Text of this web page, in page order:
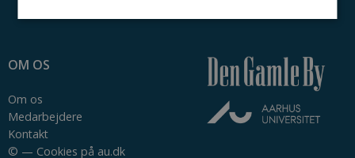
OM OS
Om os
Medarbejdere
Kontakt
© — Cookies på au.dk
Nødvendige cookies hjælper med at gøre
grundlæggende funktioner som navigation mm.
Hjemmesiden kan ikke fungerer uden disse